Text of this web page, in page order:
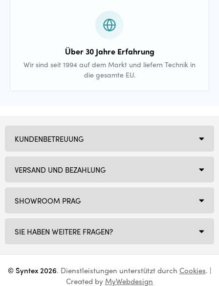
Über 30 Jahre Erfahrung
Wir sind seit 1994 auf dem Markt und liefern Technik in
die gesamte EU.
SHOWROOM PRAG
SIE HABEN WEITERE FRAGEN?
KUNDENBETREUUNG
VERSAND UND BEZAHLUNG
© Syntex 2026. Dienstleistungen unterstützt durch Cookies. |
Created by MyWebdesign